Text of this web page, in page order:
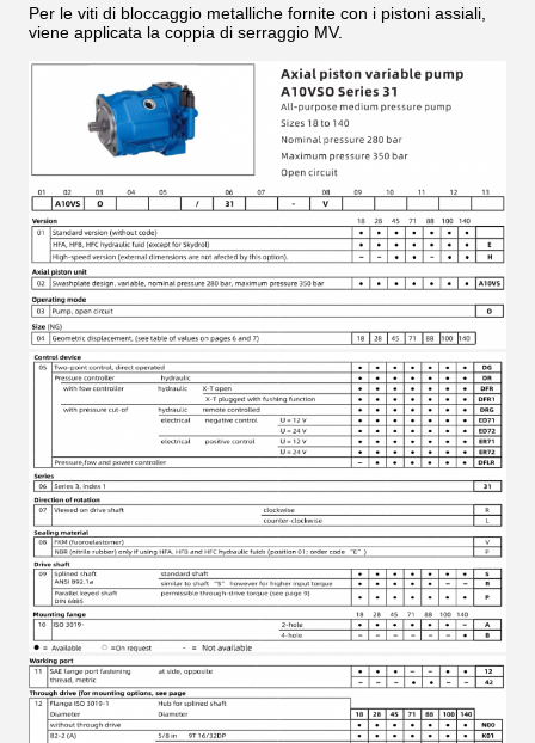
Per le viti di bloccaggio metalliche fornite con i pistoni assiali,
viene applicata la coppia di serraggio MV.